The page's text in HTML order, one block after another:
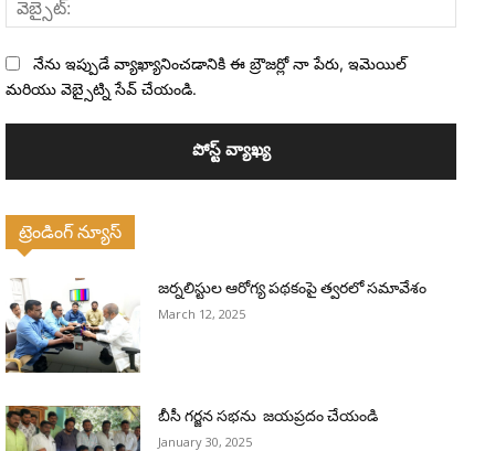
నేను ఇప్పుడే వ్యాఖ్యానించడానికి ఈ బ్రౌజర్లో నా పేరు, ఇమెయిల్
మరియు వెబ్సైట్ని సేవ్ చేయండి.
ట్రెండింగ్ న్యూస్
జర్నలిస్టుల ఆరోగ్య పథకంపై త్వరలో సమావేశం
March 12, 2025
బీసీ గర్జన సభను జయప్రదం చేయండి
January 30, 2025